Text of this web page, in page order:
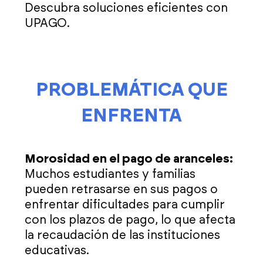
Descubra soluciones eficientes con
UPAGO.
PROBLEMÁTICA QUE
ENFRENTA
Morosidad en el pago de aranceles:
Muchos estudiantes y familias
pueden retrasarse en sus pagos o
enfrentar dificultades para cumplir
con los plazos de pago, lo que afecta
la recaudación de las instituciones
educativas.